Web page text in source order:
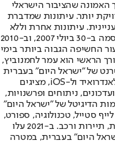
האמונה שהציבור הישראלי
יותר. עיתונות שמדברת
עיתונות אחרת וללא
תשלום. המהדורה המודפסת הראשונה פורסמה ב-30 ביולי 2007, וב-2010
החשיפה הגבוה ביותר בימי
הראשי הוא עמר לחמנוביץ,
של "ישראל היום" בעברית
ובאנגלית, כמו כן היישומונים (אפליקציות) לאנדרואיד ול-iOS, מציגים
ניתוחים ופרשנויות,
הדיגיטל של "ישראל היום"
סטייל, טכנולוגיה, ספורט,
כלכלה וצרכנות, בריאות, חיילים, אוכל, יהדות, תיירות ורכב. ב-2021 עלו
היום" בעברית, במטרה